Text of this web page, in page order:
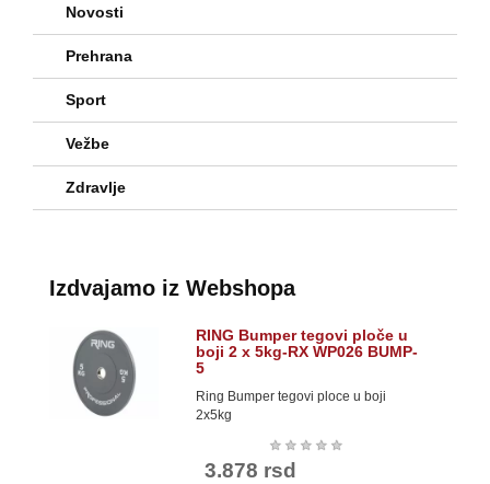
Novosti
Prehrana
Sport
Vežbe
Zdravlje
Izdvajamo iz Webshopa
RING Bumper tegovi ploče u
boji 2 x 5kg-RX WP026 BUMP-
5
Ring Bumper tegovi ploce u boji
2x5kg
★ ★ ★ ★ ★
3.878 rsd